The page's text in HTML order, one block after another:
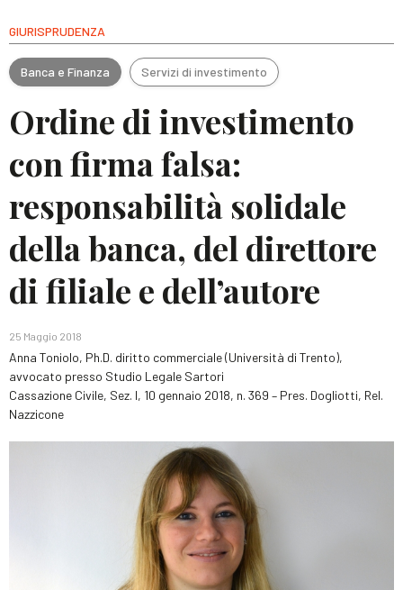
GIURISPRUDENZA
Banca e Finanza Servizi di investimento
Ordine di investimento
con firma falsa:
responsabilità solidale
della banca, del direttore
di filiale e dell’autore
25 Maggio 2018
Anna Toniolo, Ph.D. diritto commerciale (Università di Trento),
avvocato presso Studio Legale Sartori
Cassazione Civile, Sez. I, 10 gennaio 2018, n. 369 – Pres. Dogliotti, Rel.
Nazzicone